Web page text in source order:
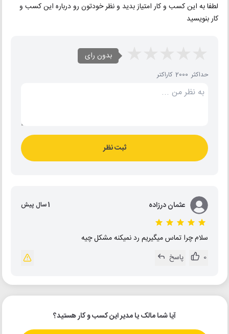
لطفا به این کسب و کار امتیاز بدید و نظر خودتون رو درباره این کسب و
کار بنویسید
بدون رای
حداکثر 2000 کاراکتر
ثبت نظر
عثمان درزاده 1 سال پیش
سلام چرا تماس میگیریم رد نمیکنه مشکل چیه
0
پاسخ
آیا شما مالک یا مدیر این کسب و کار هستید؟